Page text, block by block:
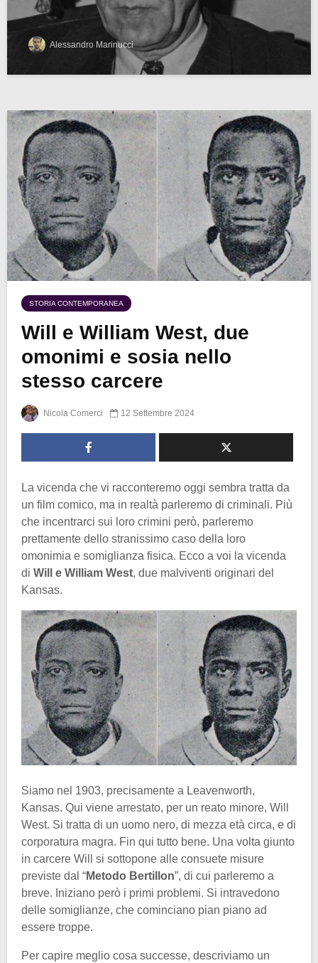
Alessandro Marinucci
STORIA CONTEMPORANEA
Will e William West, due
omonimi e sosia nello
stesso carcere
Nicola Comerci 12 Settembre 2024
La vicenda che vi racconteremo oggi sembra tratta da
un film comico, ma in realtà parleremo di criminali. Più
che incentrarci sui loro crimini però, parleremo
prettamente dello stranissimo caso della loro
omonimia e somiglianza fisica. Ecco a voi la vicenda
di Will e William West, due malviventi originari del
Kansas.
Siamo nel 1903, precisamente a Leavenworth,
Kansas. Qui viene arrestato, per un reato minore, Will
West. Si tratta di un uomo nero, di mezza età circa, e di
corporatura magra. Fin qui tutto bene. Una volta giunto
in carcere Will si sottopone alle consuete misure
previste dal “Metodo Bertillon”, di cui parleremo a
breve. Iniziano però i primi problemi. Si intravedono
delle somiglianze, che cominciano pian piano ad
essere troppe.
Per capire meglio cosa successe, descriviamo un